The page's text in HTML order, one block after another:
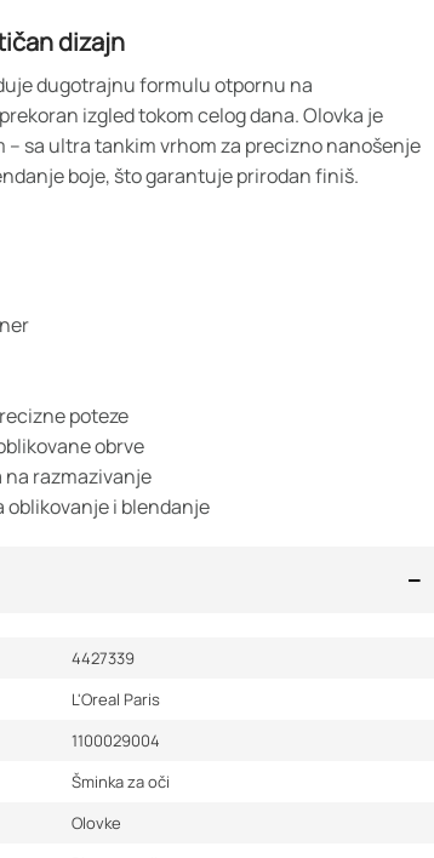
dizajn
dugotrajnu formulu otpornu na
izgled tokom celog dana. Olovka je
sa ultra tankim vrhom za precizno nanošenje
boje, što garantuje prirodan finiš.
poteze
obrve
razmazivanje
oblikovanje i blendanje
4427339
L'Oreal Paris
1100029004
Šminka za oči
Olovke